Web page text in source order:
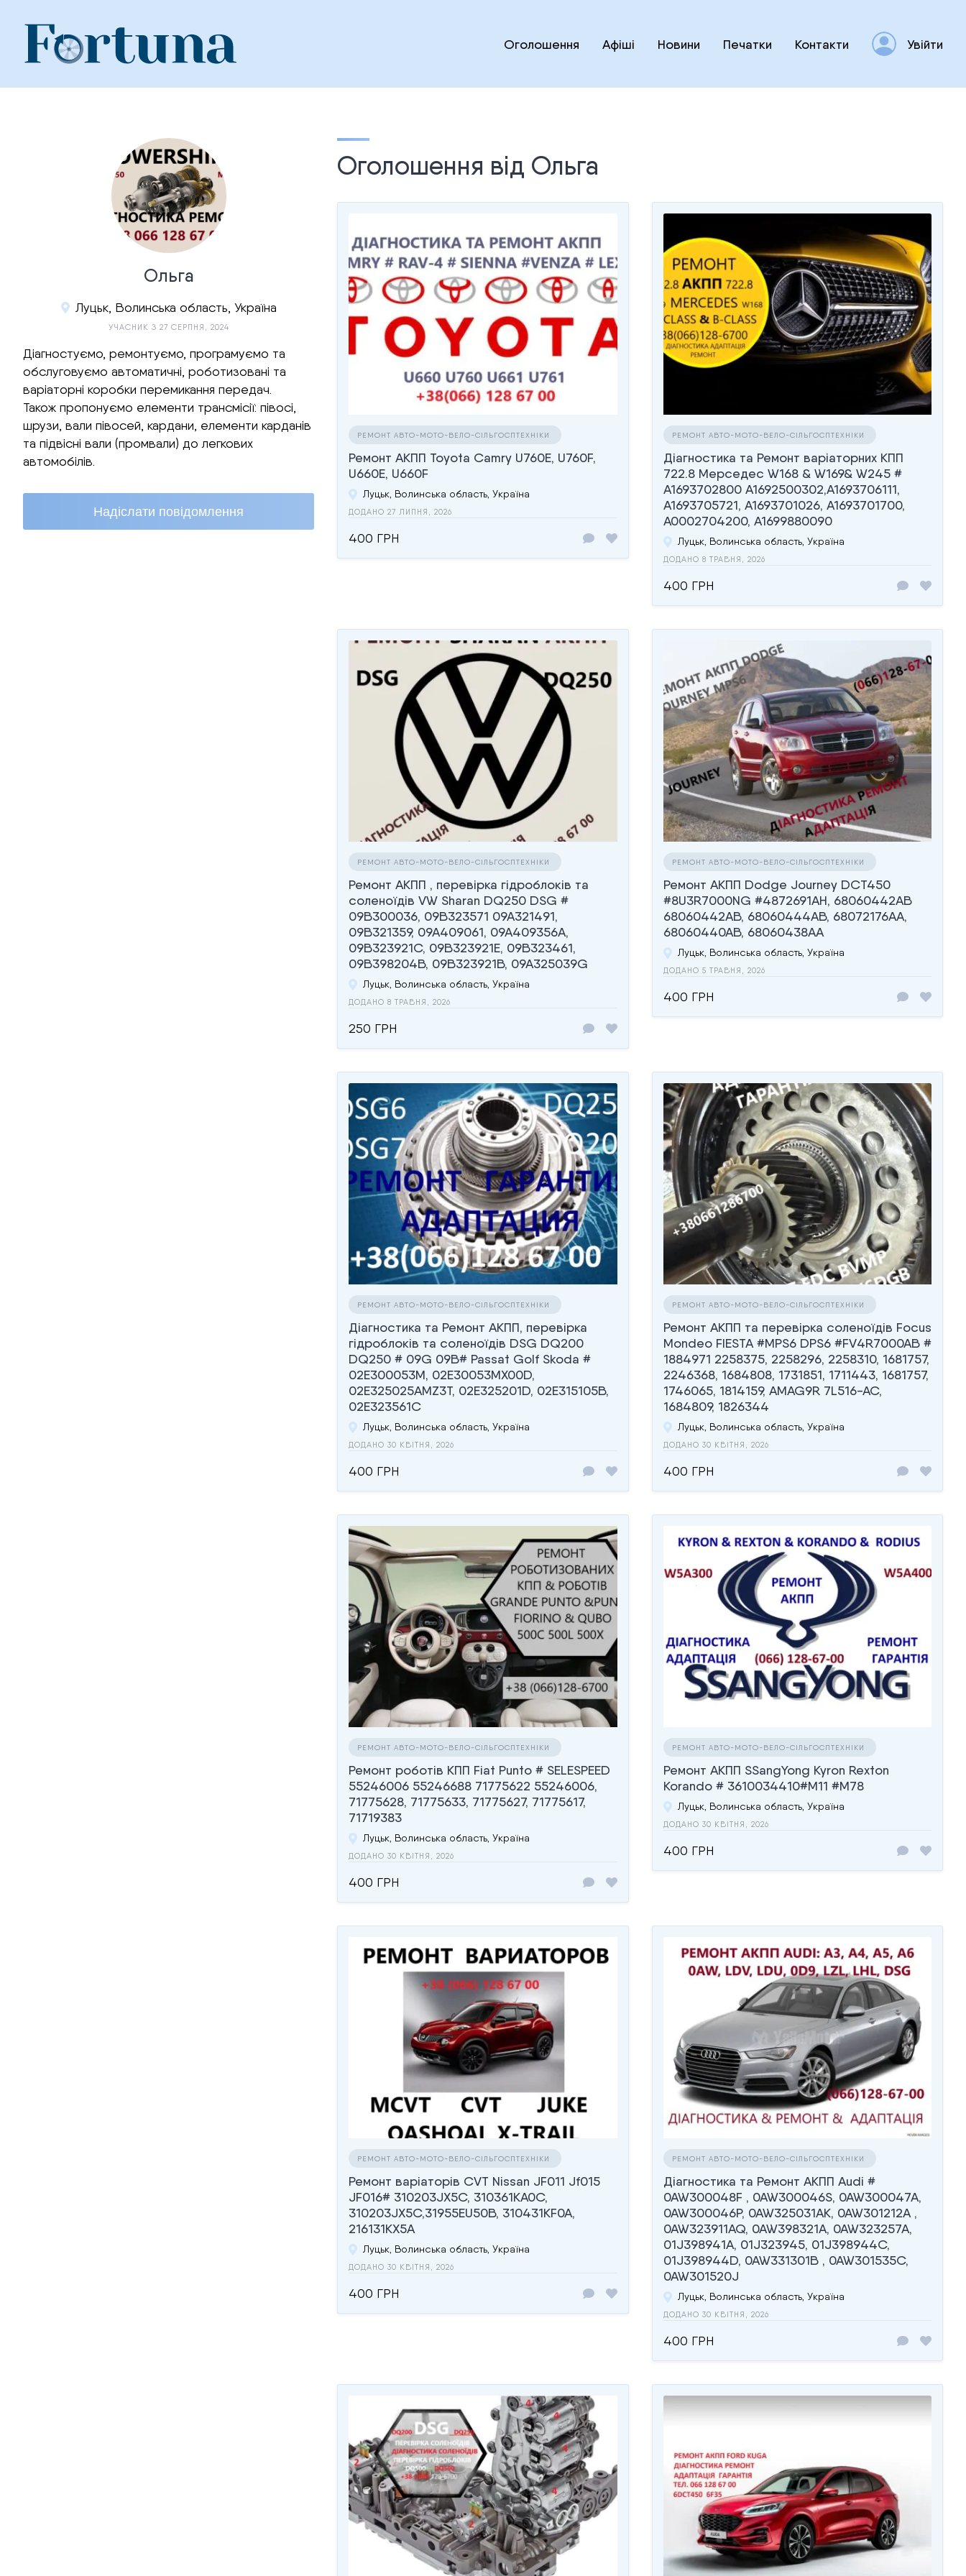
content
Оголошення Афіші Новини Печатки Контакти Увійти
Ольга
Луцьк, Волинська область, Україна
УЧАСНИК З 27 СЕРПНЯ, 2024
Діагностуємо, ремонтуємо, програмуємо та
обслуговуємо автоматичні, роботизовані та
варіаторні коробки перемикання передач.
Також пропонуємо елементи трансмісії: півосі,
шрузи, вали півосей, кардани, елементи карданів
та підвісні вали (промвали) до легкових
автомобілів.
Надіслати повідомлення
Оголошення від Ольга
РЕМОНТ АВТО-МОТО-ВЕЛО-СІЛЬГОСПТЕХНІКИ
Ремонт АКПП Toyota Camry U760E, U760F,
U660E, U660F
Луцьк, Волинська область, Україна
ДОДАНО 27 ЛИПНЯ, 2026
400 ГРН
РЕМОНТ АВТО-МОТО-ВЕЛО-СІЛЬГОСПТЕХНІКИ
Діагностика та Ремонт варіаторних КПП
722.8 Мерседес W168 & W169& W245 #
A1693702800 A1692500302,A1693706111,
A1693705721, A1693701026, A1693701700,
A0002704200, A1699880090
Луцьк, Волинська область, Україна
ДОДАНО 8 ТРАВНЯ, 2026
400 ГРН
РЕМОНТ АВТО-МОТО-ВЕЛО-СІЛЬГОСПТЕХНІКИ
Ремонт АКПП , перевірка гідроблоків та
соленоїдів VW Sharan DQ250 DSG #
09B300036, 09B323571 09A321491,
09B321359, 09A409061, 09A409356A,
09B323921C, 09B323921E, 09B323461,
09B398204B, 09B323921B, 09A325039G
Луцьк, Волинська область, Україна
ДОДАНО 8 ТРАВНЯ, 2026
250 ГРН
РЕМОНТ АВТО-МОТО-ВЕЛО-СІЛЬГОСПТЕХНІКИ
Ремонт АКПП Dodge Journey DCT450
#8U3R7000NG #4872691AH, 68060442AB
68060442AB, 68060444AB, 68072176AA,
68060440AB, 68060438AA
Луцьк, Волинська область, Україна
ДОДАНО 5 ТРАВНЯ, 2026
400 ГРН
РЕМОНТ АВТО-МОТО-ВЕЛО-СІЛЬГОСПТЕХНІКИ
Діагностика та Ремонт АКПП, перевірка
гідроблоків та соленоїдів DSG DQ200
DQ250 # 09G 09B# Passat Golf Skoda #
02E300053M, 02E30053MX00D,
02E325025AMZ3T, 02E325201D, 02E315105B,
02E323561C
Луцьк, Волинська область, Україна
ДОДАНО 30 КВІТНЯ, 2026
400 ГРН
РЕМОНТ АВТО-МОТО-ВЕЛО-СІЛЬГОСПТЕХНІКИ
Ремонт АКПП та перевірка соленоїдів Focus
Mondeo FIESTA #MPS6 DPS6 #FV4R7000AB #
1884971 2258375, 2258296, 2258310, 1681757,
2246368, 1684808, 1731851, 1711443, 1681757,
1746065, 1814159, AMAG9R 7L516-AC,
1684809, 1826344
Луцьк, Волинська область, Україна
ДОДАНО 30 КВІТНЯ, 2026
400 ГРН
РЕМОНТ АВТО-МОТО-ВЕЛО-СІЛЬГОСПТЕХНІКИ
Ремонт роботів КПП Fiat Punto # SELESPEED
55246006 55246688 71775622 55246006,
71775628, 71775633, 71775627, 71775617,
71719383
Луцьк, Волинська область, Україна
ДОДАНО 30 КВІТНЯ, 2026
400 ГРН
РЕМОНТ АВТО-МОТО-ВЕЛО-СІЛЬГОСПТЕХНІКИ
Ремонт АКПП SSangYong Kyron Rexton
Korando # 3610034410#M11 #M78
Луцьк, Волинська область, Україна
ДОДАНО 30 КВІТНЯ, 2026
400 ГРН
РЕМОНТ АВТО-МОТО-ВЕЛО-СІЛЬГОСПТЕХНІКИ
Ремонт варіаторів CVT Nissan JF011 Jf015
JF016# 310203JX5C, 310361KA0C,
310203JX5C,31955EU50B, 310431KF0A,
216131KX5A
Луцьк, Волинська область, Україна
ДОДАНО 30 КВІТНЯ, 2026
400 ГРН
РЕМОНТ АВТО-МОТО-ВЕЛО-СІЛЬГОСПТЕХНІКИ
Діагностика та Ремонт АКПП Audi #
0AW300048F , 0AW300046S, 0AW300047A,
0AW300046P, 0AW325031AK, 0AW301212A ,
0AW323911AQ, 0AW398321A, 0AW323257A,
01J398941A, 01J323945, 01J398944C,
01J398944D, 0AW331301B , 0AW301535C,
0AW301520J
Луцьк, Волинська область, Україна
ДОДАНО 30 КВІТНЯ, 2026
400 ГРН